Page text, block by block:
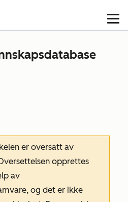
er oversatt av
opprettes
av
og det er ikke